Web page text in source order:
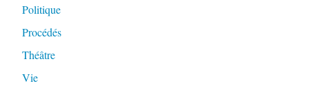
Politique
Procédés
Théâtre
Vie